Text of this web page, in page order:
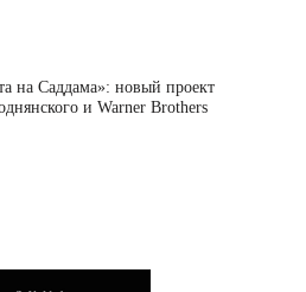
на Саддама»: новый проект
и Warner Brothers